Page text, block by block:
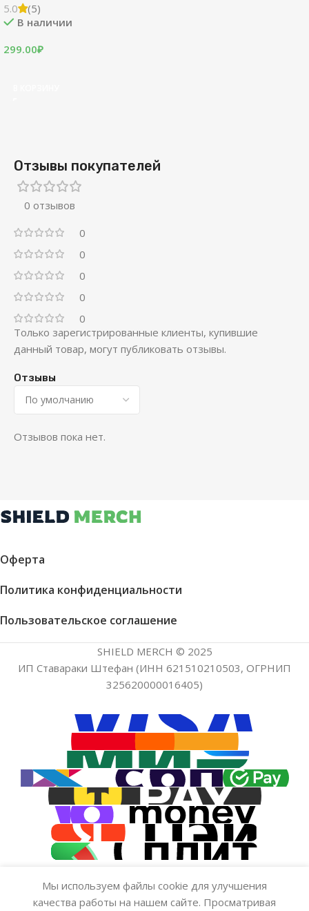
5.0
(5)
В наличии
299.00₽
Отзывы покупателей
0 отзывов
0
0
0
0
0
Отзывы
Отзывов пока нет.
Только зарегистрированные клиенты, купившие
данный товар, могут публиковать отзывы.
Оферта
Политика конфиденциальности
Пользовательское соглашение
SHIELD MERCH © 2025
ИП Ставараки Штефан (ИНН 621510210503, ОГРНИП
325620000016405)
Мы используем файлы cookie для улучшения
качества работы на нашем сайте. Просматривая
Стикер — MineShield 4
Нет в